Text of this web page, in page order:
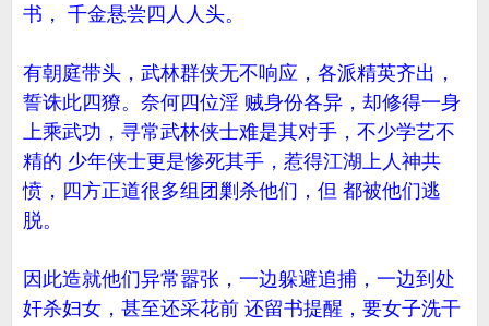
书， 千金悬尝四人人头。
有朝庭带头，武林群侠无不响应，各派精英齐出，
誓诛此四獠。奈何四位淫 贼身份各异，却修得一身
上乘武功，寻常武林侠士难是其对手，不少学艺不
精的 少年侠士更是惨死其手，惹得江湖上人神共
愤，四方正道很多组团剿杀他们，但 都被他们逃
脱。
因此造就他们异常嚣张，一边躲避追捕，一边到处
奸杀妇女，甚至还采花前 还留书提醒，要女子洗干